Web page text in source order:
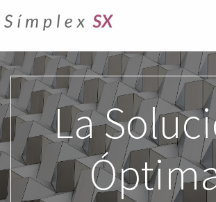
La